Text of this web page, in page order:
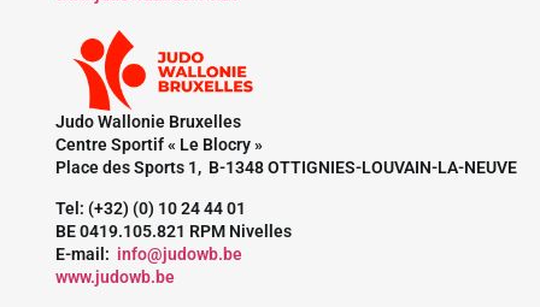
Judo Wallonie Bruxelles
Centre Sportif « Le Blocry »
Place des Sports 1, B-1348 OTTIGNIES-LOUVAIN-LA-NEUVE
Tel: (+32) (0) 10 24 44 01
BE 0419.105.821 RPM Nivelles
E-mail: info@judowb.be
www.judowb.be